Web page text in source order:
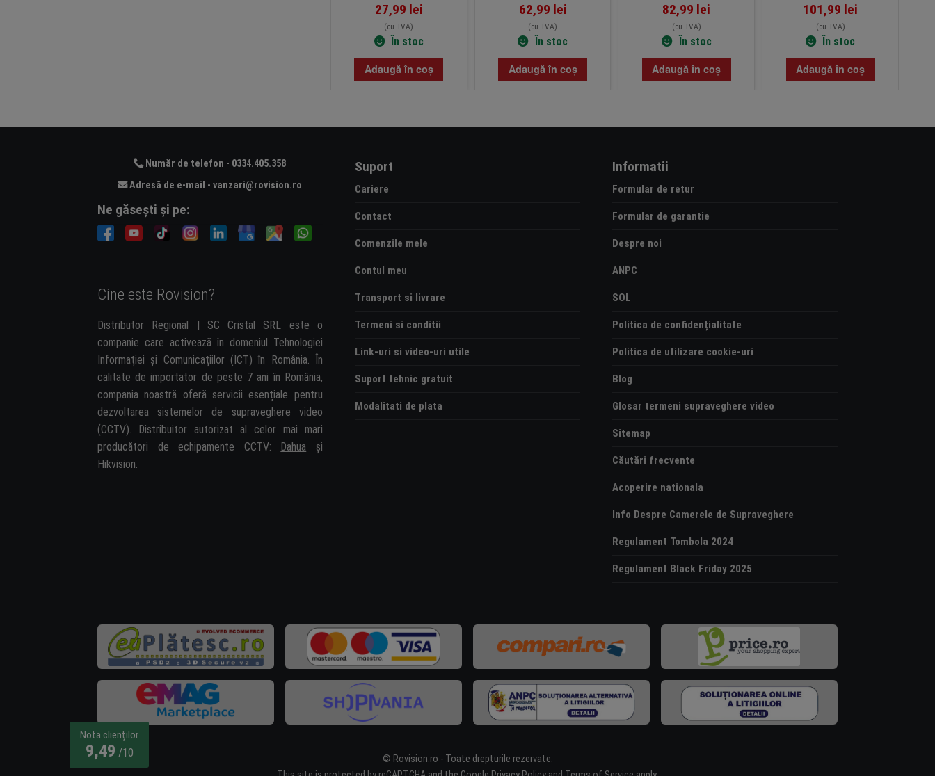
27,99 lei
(cu TVA)
În stoc
Adaugă în coș
62,99 lei
(cu TVA)
În stoc
Adaugă în coș
82,99 lei
(cu TVA)
În stoc
Adaugă în coș
101,99 lei
(cu TVA)
În stoc
Adaugă în coș
Număr de telefon - 0334.405.358
Adresă de e-mail - vanzari@rovision.ro
Ne găsești și pe:
Cine este Rovision?
Distributor Regional | SC Cristal SRL este o
companie care activează în domeniul Tehnologiei
Informației și Comunicațiilor (ICT) în România. În
calitate de importator de peste 7 ani în România,
compania noastră oferă servicii esențiale pentru
dezvoltarea sistemelor de supraveghere video
(CCTV). Distribuitor autorizat al celor mai mari
producători de echipamente CCTV: Dahua și
Hikvision
Suport
Cariere
Contact
Comenzile mele
Contul meu
Transport si livrare
Termeni si conditii
Link-uri si video-uri utile
Suport tehnic gratuit
Modalitati de plata
Informatii
Formular de retur
Formular de garantie
Despre noi
ANPC
SOL
Politica de confidențialitate
Politica de utilizare cookie-uri
Blog
Glosar termeni supraveghere video
Sitemap
Căutări frecvente
Acoperire nationala
Info Despre Camerele de Supraveghere
Regulament Tombola 2024
Regulament Black Friday 2025
© Rovision.ro - Toate drepturile rezervate.
Nota clienților
9,49 /10